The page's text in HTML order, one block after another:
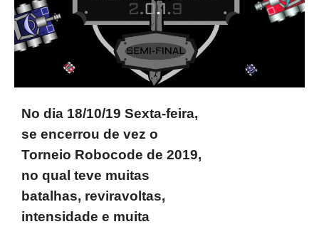
No dia 18/10/19 Sexta-feira,
se encerrou de vez o
Torneio Robocode de 2019,
no qual teve muitas
batalhas, reviravoltas,
intensidade e muita